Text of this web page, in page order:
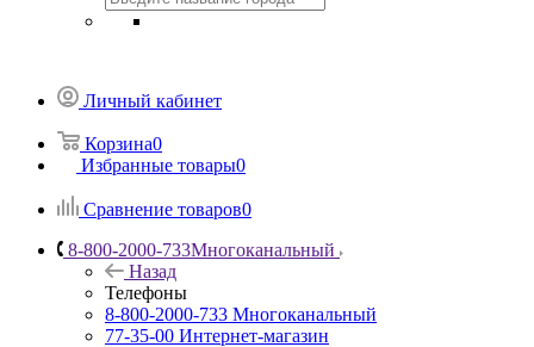
Личный кабинет
Корзина0
Избранные товары0
Сравнение товаров0
8-800-2000-733Многоканальный
Назад
Телефоны
8-800-2000-733 Многоканальный
77-35-00 Интернет-магазин